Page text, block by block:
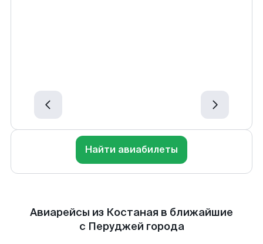
Найти авиабилеты
Авиарейсы из Костаная в ближайшие
с Перуджей города